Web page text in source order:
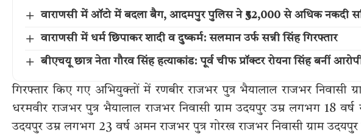
वाराणसी में ऑटो में बदला बैग, आदमपुर पुलिस ने ₹52,000 से अधिक नकदी
वाराणसी में धर्म छिपाकर शादी व दुष्कर्म: सलमान उर्फ सन्नी सिंह गिरफ्तार
बीएचयू छात्र नेता गौरव सिंह हत्याकांड: पूर्व चीफ प्रॉक्टर रोयना सिंह बनीं
गिरफ्तार किए गए अभियुक्तों में रणबीर राजभर पुत्र भैयालाल राजभर निवासी
धरमवीर राजभर पुत्र भैयालाल राजभर निवासी ग्राम उदयपुर उम्र लगभग 18 वर्ष
उदयपुर उम्र लगभग 23 वर्ष अमन राजभर पुत्र गोरख राजभर निवासी ग्राम